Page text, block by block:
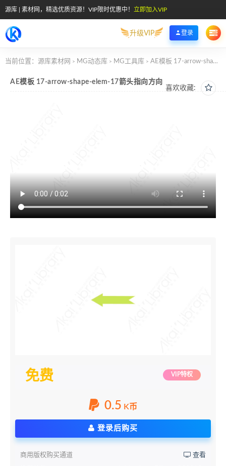
源库 | 素材网，精选优质资源！VIP限时优惠中！ 立即加入VIP
升级VIP 登录
当前位置： 源库素材网 > MG动态库 > MG工具库 > AE模板 17-arrow-shape-elem-17箭头指向方向
喜欢收藏:
AE模板 17-arrow-shape-elem-17箭头指向方向
免费 VIP特权
0.5 K币
登录后购买
商用版权购买通道 查看